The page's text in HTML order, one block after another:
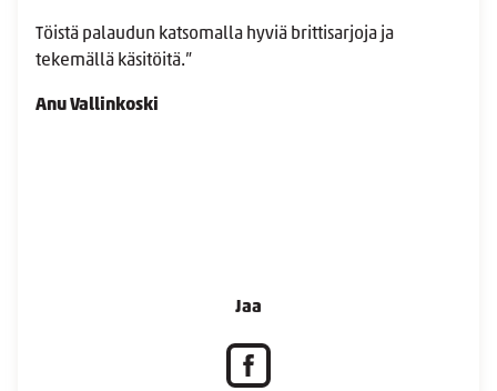
Töistä palaudun katsomalla hyviä brittisarjoja ja
tekemällä käsitöitä.”
Anu Vallinkoski
Jaa